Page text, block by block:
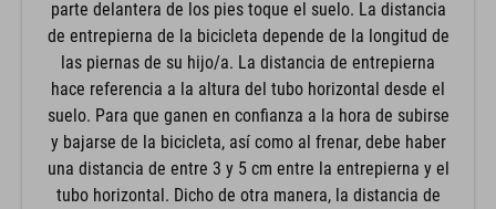
parte delantera de los pies toque el suelo. La distancia
de entrepierna de la bicicleta depende de la longitud de
las piernas de su hijo/a. La distancia de entrepierna
hace referencia a la altura del tubo horizontal desde el
suelo. Para que ganen en confianza a la hora de subirse
y bajarse de la bicicleta, así como al frenar, debe haber
una distancia de entre 3 y 5 cm entre la entrepierna y el
tubo horizontal. Dicho de otra manera, la distancia de